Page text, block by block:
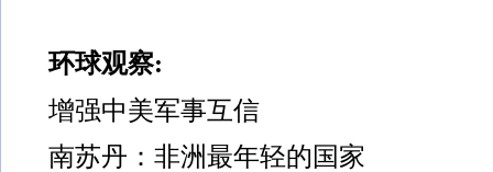
环球观察:
增强中美军事互信
南苏丹：非洲最年轻的国家